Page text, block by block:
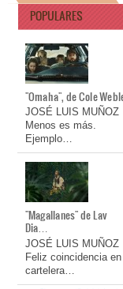
POPULARES
"Omaha", de Cole
JOSÉ LUIS MUÑOZ
Menos es más.
Ejemplo…
"Magallanes" de Lav
Dia…
JOSÉ LUIS MUÑOZ
Feliz coincidencia en
cartelera…